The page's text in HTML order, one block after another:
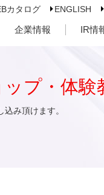
カタログ ENGLISH
企業情報 IR情
プ・体験
み頂けます。